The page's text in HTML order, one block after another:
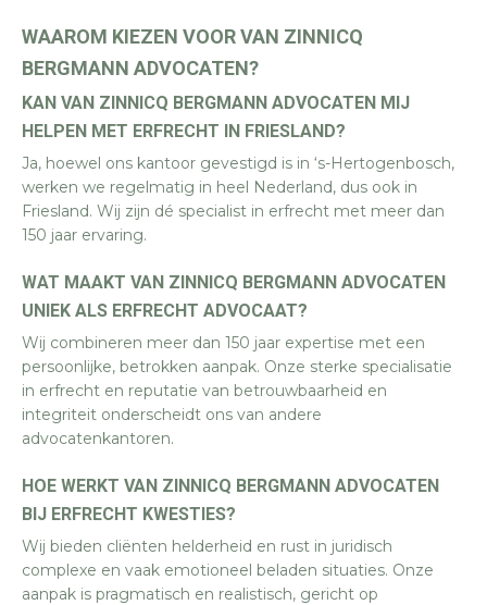
WAAROM KIEZEN VOOR VAN ZINNICQ
BERGMANN ADVOCATEN?
KAN VAN ZINNICQ BERGMANN ADVOCATEN MIJ
HELPEN MET ERFRECHT IN FRIESLAND?
Ja, hoewel ons kantoor gevestigd is in ‘s-Hertogenbosch,
werken we regelmatig in heel Nederland, dus ook in
Friesland. Wij zijn dé specialist in erfrecht met meer dan
150 jaar ervaring.
WAT MAAKT VAN ZINNICQ BERGMANN ADVOCATEN
UNIEK ALS ERFRECHT ADVOCAAT?
Wij combineren meer dan 150 jaar expertise met een
persoonlijke, betrokken aanpak. Onze sterke specialisatie
in erfrecht en reputatie van betrouwbaarheid en
integriteit onderscheidt ons van andere
advocatenkantoren.
HOE WERKT VAN ZINNICQ BERGMANN ADVOCATEN
BIJ ERFRECHT KWESTIES?
Wij bieden cliënten helderheid en rust in juridisch
complexe en vaak emotioneel beladen situaties. Onze
aanpak is pragmatisch en realistisch, gericht op